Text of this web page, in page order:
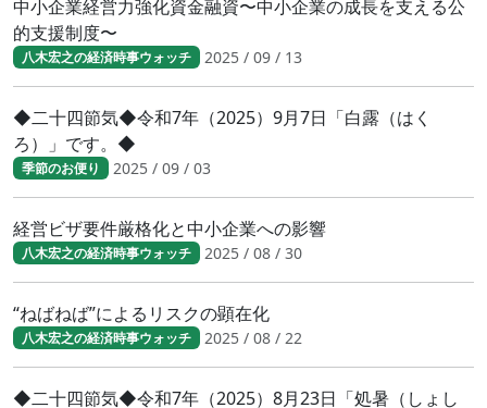
中小企業経営力強化資金融資〜中小企業の成長を支える公
的支援制度〜
八木宏之の経済時事ウォッチ 2025 / 09 / 13
◆二十四節気◆令和7年（2025）9月7日「白露（はく
ろ）」です。◆
季節のお便り 2025 / 09 / 03
経営ビザ要件厳格化と中小企業への影響
八木宏之の経済時事ウォッチ 2025 / 08 / 30
“ねばねば”によるリスクの顕在化
八木宏之の経済時事ウォッチ 2025 / 08 / 22
◆二十四節気◆令和7年（2025）8月23日「処暑（しょし